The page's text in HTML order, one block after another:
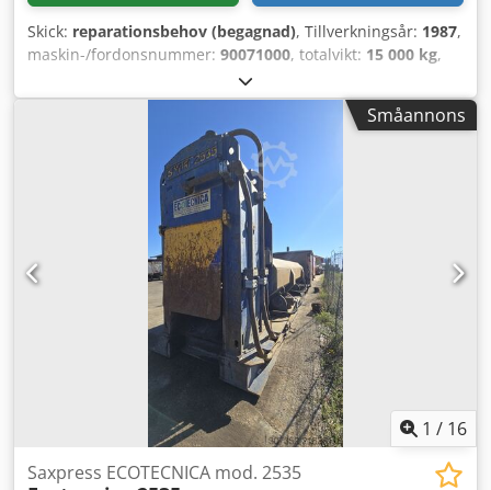
Skick: reparationsbehov (begagnad), Tillverkningsår: 1987,
maskin-/fordonsnummer: 90071000, totalvikt: 15 000 kg,
För närvarande sitter 'sidotrycket' fast eftersom material
(plåtar) har kilats fast under sidoblocket. Dodpfx Aey
Småannons
1 / 16
Saxpress ECOTECNICA mod. 2535